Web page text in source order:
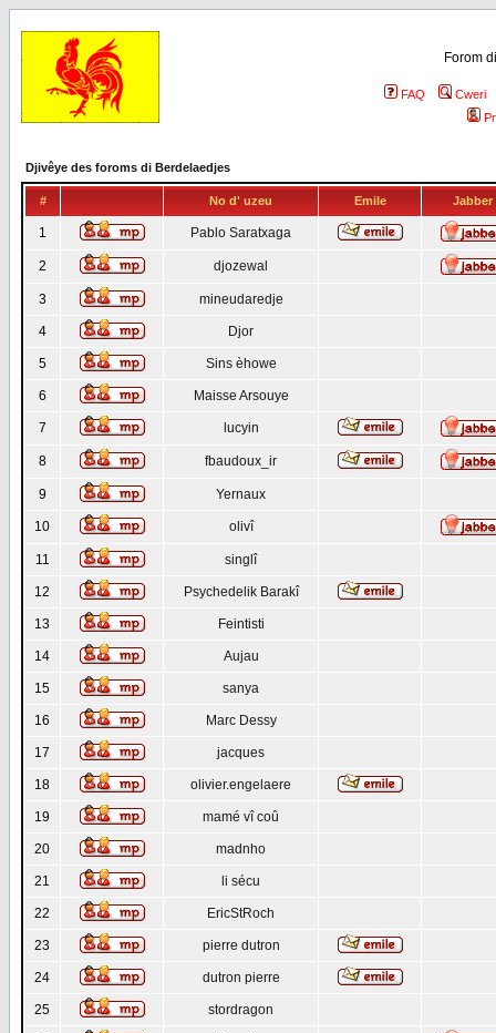
Forom
FAQ
Cweri
Djivêye des foroms di Berdelaedjes
# No d' uzeu Emile Jabber
1 Pablo Saratxaga
2 djozewal
3 mineudaredje
4 Djor
5 Sins èhowe
6 Maisse Arsouye
7 lucyin
8 fbaudoux_ir
9 Yernaux
10 olivî
11 singlî
12 Psychedelik Barakî
13 Feintisti
14 Aujau
15 sanya
16 Marc Dessy
17 jacques
18 olivier.engelaere
19 mamé vî coû
20 madnho
21 li sécu
22 EricStRoch
23 pierre dutron
24 dutron pierre
25 stordragon